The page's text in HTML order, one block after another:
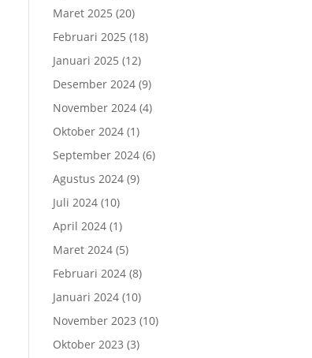
Maret 2025 (20)
Februari 2025 (18)
Januari 2025 (12)
Desember 2024 (9)
November 2024 (4)
Oktober 2024 (1)
September 2024 (6)
Agustus 2024 (9)
Juli 2024 (10)
April 2024 (1)
Maret 2024 (5)
Februari 2024 (8)
Januari 2024 (10)
November 2023 (10)
Oktober 2023 (3)